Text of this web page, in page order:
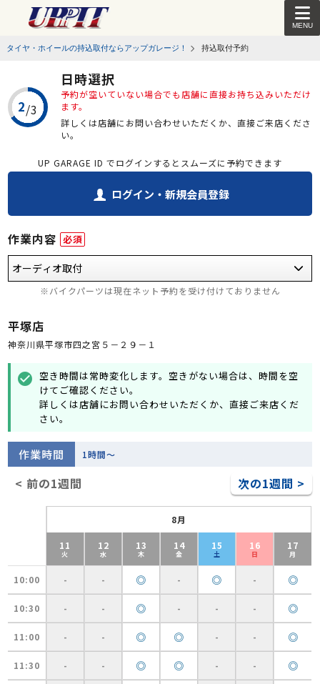
MENU
タイヤ・ホイールの持込取付ならアップガレージ！ 持込取付予約
日時選択
予約が空いていない場合でも店舗に直接お持ち込みいただけ
ます。
詳しくは店舗にお問い合わせいただくか、直接ご来店くださ
い。
UP GARAGE ID でログインするとスムーズに予約できます
ログイン・新規会員登録
作業内容 必須
※バイクパーツは現在ネット予約を受け付けておりません
平塚店
神奈川県平塚市四之宮５－２９－１
check_circle 空き時間は常時変化します。空きがない場合は、時間を空
けてご確認ください。
詳しくは店舗にお問い合わせいただくか、直接ご来店くだ
さい。
作業時間 1時間～
< 前の1週間 次の1週間 >
8月
11
火
12
水
13
木
14
金
15
土
16
日
17
月
10:00 - - ◎ - ◎ - ◎
10:30 - - ◎ - - - ◎
11:00 - - ◎ ◎ - - ◎
11:30 - - ◎ ◎ - - ◎